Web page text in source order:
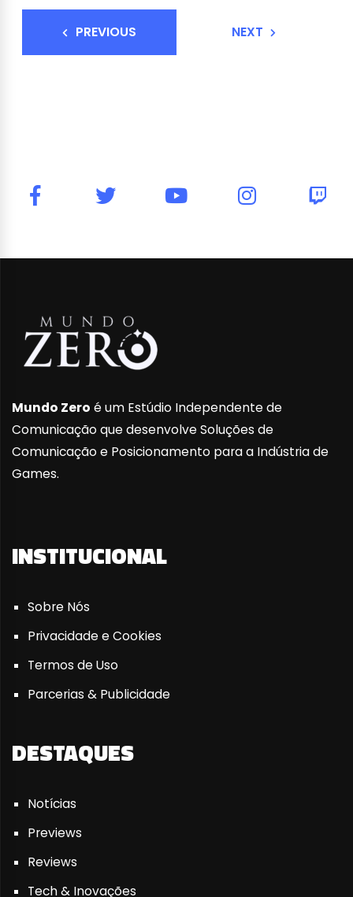
PREVIOUS NEXT
Mundo Zero é um Estúdio Independente de
Comunicação que desenvolve Soluções de
Comunicação e Posicionamento para a Indústria de
Games.
INSTITUCIONAL
Sobre Nós
Privacidade e Cookies
Termos de Uso
Parcerias & Publicidade
DESTAQUES
Notícias
Previews
Reviews
Tech & Inovações